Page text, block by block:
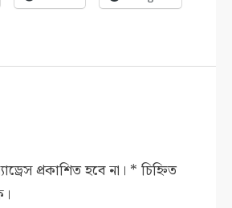
প্রকাশিত হবে না। * চিহ্নিত